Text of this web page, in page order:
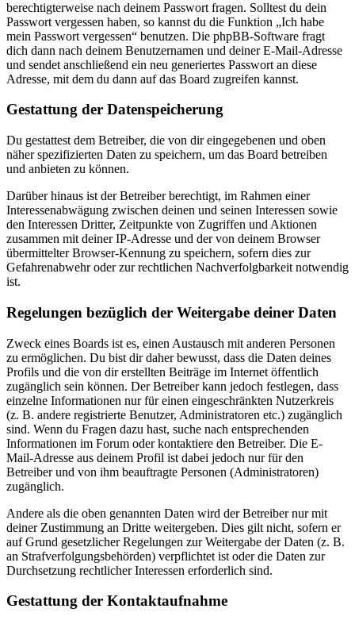
berechtigterweise nach deinem Passwort fragen. Solltest du dein
Passwort vergessen haben, so kannst du die Funktion „Ich habe
mein Passwort vergessen“ benutzen. Die phpBB-Software fragt
dich dann nach deinem Benutzernamen und deiner E-Mail-Adresse
und sendet anschließend ein neu generiertes Passwort an diese
Adresse, mit dem du dann auf das Board zugreifen kannst.
Gestattung der Datenspeicherung
Du gestattest dem Betreiber, die von dir eingegebenen und oben
näher spezifizierten Daten zu speichern, um das Board betreiben
und anbieten zu können.
Darüber hinaus ist der Betreiber berechtigt, im Rahmen einer
Interessenabwägung zwischen deinen und seinen Interessen sowie
den Interessen Dritter, Zeitpunkte von Zugriffen und Aktionen
zusammen mit deiner IP-Adresse und der von deinem Browser
übermittelter Browser-Kennung zu speichern, sofern dies zur
Gefahrenabwehr oder zur rechtlichen Nachverfolgbarkeit notwendig
ist.
Regelungen bezüglich der Weitergabe deiner Daten
Zweck eines Boards ist es, einen Austausch mit anderen Personen
zu ermöglichen. Du bist dir daher bewusst, dass die Daten deines
Profils und die von dir erstellten Beiträge im Internet öffentlich
zugänglich sein können. Der Betreiber kann jedoch festlegen, dass
einzelne Informationen nur für einen eingeschränkten Nutzerkreis
(z. B. andere registrierte Benutzer, Administratoren etc.) zugänglich
sind. Wenn du Fragen dazu hast, suche nach entsprechenden
Informationen im Forum oder kontaktiere den Betreiber. Die E-
Mail-Adresse aus deinem Profil ist dabei jedoch nur für den
Betreiber und von ihm beauftragte Personen (Administratoren)
zugänglich.
Andere als die oben genannten Daten wird der Betreiber nur mit
deiner Zustimmung an Dritte weitergeben. Dies gilt nicht, sofern er
auf Grund gesetzlicher Regelungen zur Weitergabe der Daten (z. B.
an Strafverfolgungsbehörden) verpflichtet ist oder die Daten zur
Durchsetzung rechtlicher Interessen erforderlich sind.
Gestattung der Kontaktaufnahme